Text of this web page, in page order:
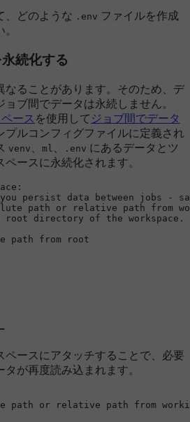
、どのような .env ファイルを作成
続化する
なることがあります。そのため、デ
ブ間でデータは永続しません。
ース を使用して ジョブ間でデータ
プルコンフィグファイルに定義され
venv ml .env にあるデータとツ
ースに永続化されます。
you persist data between jobs -
path or relative path from
directory of the workspace.
path from root
ペースにアタッチすることで、必要
が再度読み込まれます。
path or relative path from